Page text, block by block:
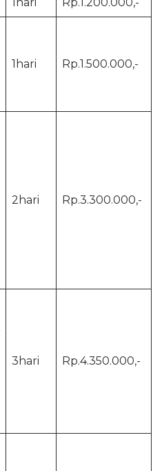
1hari Rp.1.500.000,-
2hari Rp.3.300.000,-
3hari Rp.4.350.000,-